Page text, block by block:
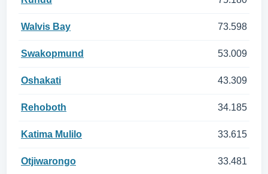
Walvis Bay 73.598
Swakopmund 53.009
Oshakati 43.309
Rehoboth 34.185
Katima Mulilo 33.615
Otjiwarongo 33.481